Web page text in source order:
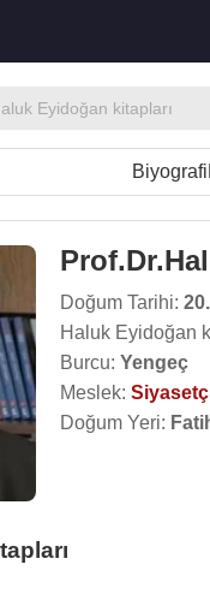
Eyidoğan kitapları
Biyografi
Doğum Tarihi:
Haluk Eyidoğan
Burcu: Yengeç
Meslek:
Doğum Yeri: